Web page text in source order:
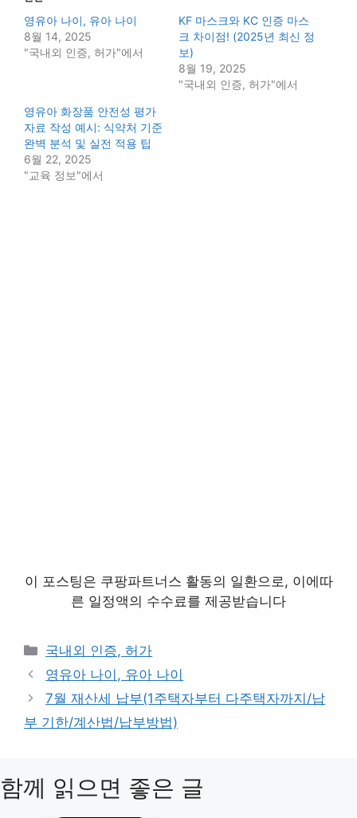
영유아 나이, 유아 나이
8월 14, 2025
"국내외 인증, 허가"에서
KF 마스크와 KC 인증 마스
크 차이점! (2025년 최신 정
보)
8월 19, 2025
"국내외 인증, 허가"에서
영유아 화장품 안전성 평가
자료 작성 예시: 식약처 기준
완벽 분석 및 실전 적용 팁
6월 22, 2025
"교육 정보"에서
이 포스팅은 쿠팡파트너스 활동의 일환으로, 이에따
른 일정액의 수수료를 제공받습니다
카
테
리
국내외 인증, 허가
영유아 나이, 유아 나이
7월 재산세 납부(1주택자부터 다주택자까지/납
부 기한/계산법/납부방법)
함께 읽으면 좋은 글